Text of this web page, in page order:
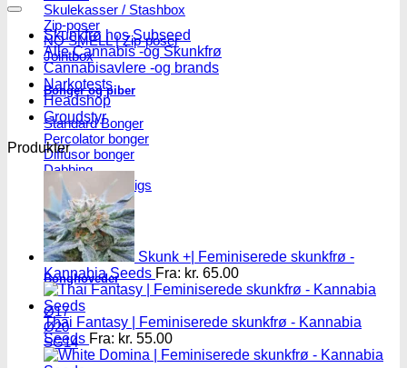
Skulekasser / Stashbox
Zip-poser
NO SMELL | Zip-poser
Jointbox
Bonger og piber
Standard Bonger
Percolator bonger
Diffusor bonger
Dabbing
Olie Bonger / Rigs
Tjubanger
Chillum
Piber
Bonghoveder
Ø17
Ø20
SG14
Skunkfrø hos Subseed
Alle Cannabis -og Skunkfrø
Cannabisavlere -og brands
Narkotests
Headshop
Groudstyr
Produkter
Skunk +| Feminiserede skunkfrø -
Kannabia Seeds Fra: kr. 65.00
Thai Fantasy | Feminiserede skunkfrø - Kannabia
Seeds Fra: kr. 55.00